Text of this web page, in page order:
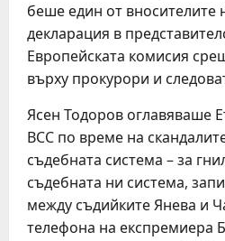
беше един от вносителите
декларация в
Европейската комисия
върху прокурори и
Ясен Тодоров оглавяваше
ВСС по време на
съдебната система – за
съдебната ни система,
между съдийките Янева и
телефона на експремиера